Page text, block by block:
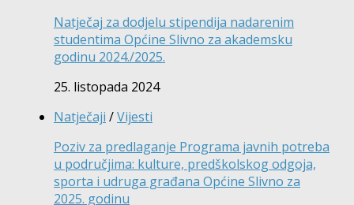
Natječaj za dodjelu stipendija nadarenim
studentima Općine Slivno za akademsku
godinu 2024./2025.
25. listopada 2024
Natječaji /Vijesti
Poziv za predlaganje Programa javnih potreba
u područjima: kulture, predškolskog odgoja,
sporta i udruga građana Općine Slivno za
2025. godinu